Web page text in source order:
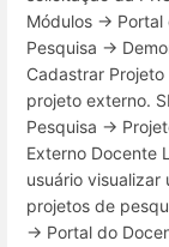
Módulos →
Pesquisa →
Cadastrar
projeto externo.
Pesquisa →
Externo Docente
usuário visualizar
projetos de
→ Portal do